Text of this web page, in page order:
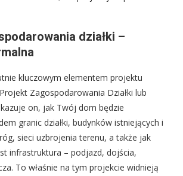
działki –
kluczowym elementem projektu
Zagospodarowania Działki lub
on, jak Twój dom będzie
granic działki, budynków istniejących i
sieci uzbrojenia terenu, a także jak
infrastruktura – podjazd, dojścia,
To właśnie na tym projekcie widnieją